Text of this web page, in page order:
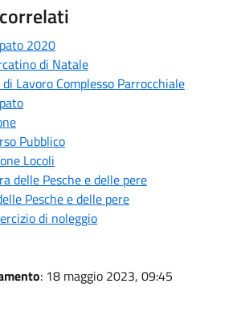
2020
di Natale
Lavoro Complesso Parrocchiale
Pubblico
Locoli
delle Pesche e delle pere
Pesche e delle pere
di noleggio
: 18 maggio 2023, 09:45